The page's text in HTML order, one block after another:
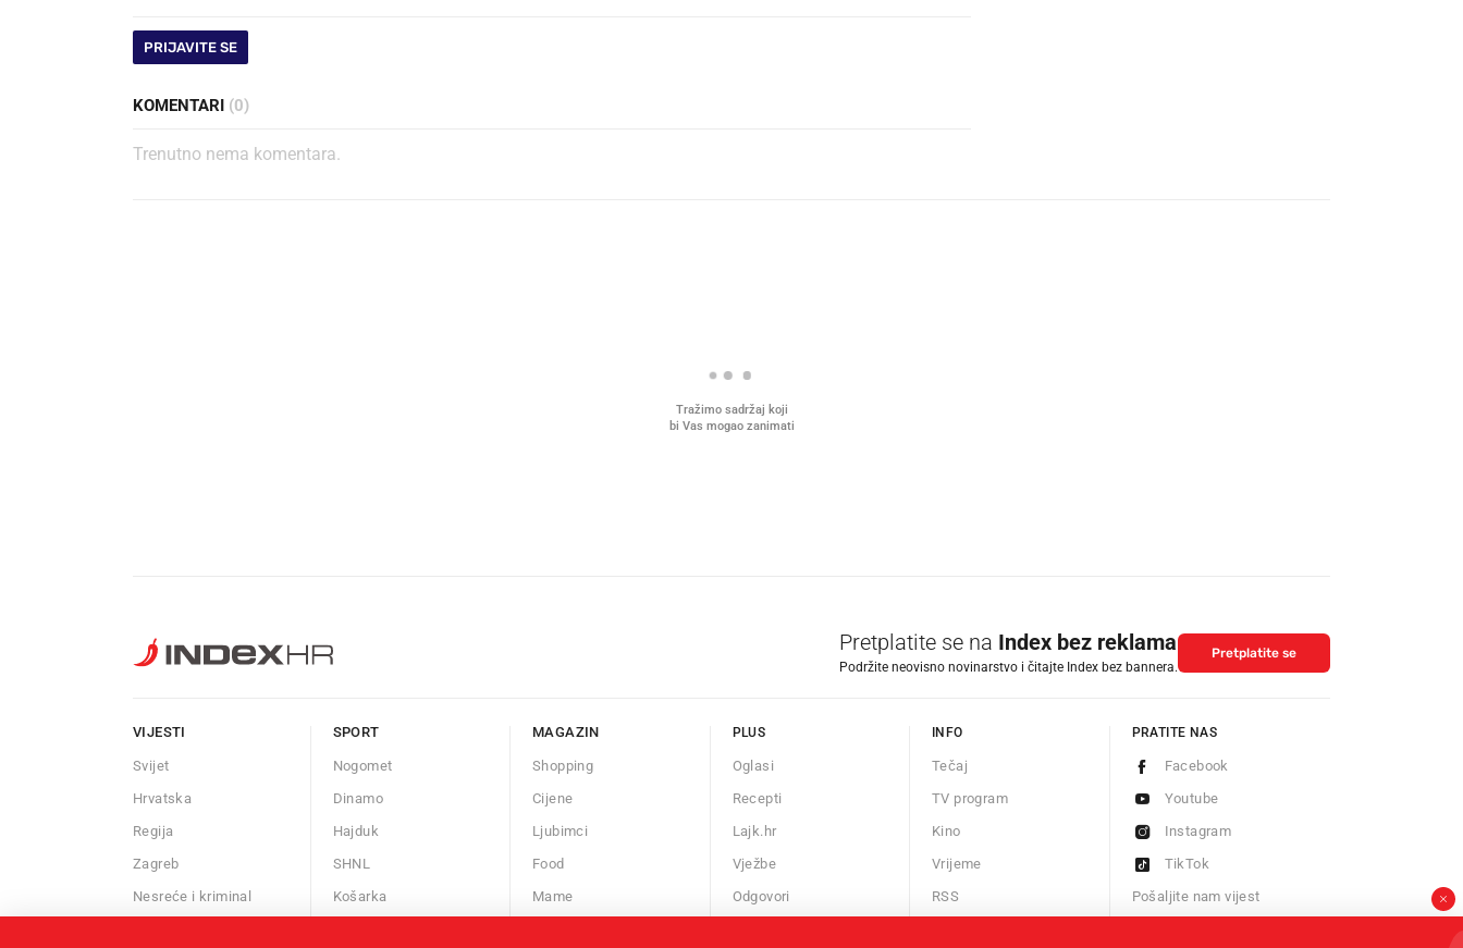
PRIJAVITE SE
KOMENTARI (0)
Trenutno nema komentara.
Tražimo sadržaj koji
bi Vas mogao zanimati
Pretplatite se na Index bez reklama
Podržite neovisno novinarstvo i čitajte Index bez bannera.
Pretplatite se
VIJESTI
Svijet
Hrvatska
Regija
Zagreb
Nesreće i kriminal
SPORT
Nogomet
Dinamo
Hajduk
SHNL
Košarka
MAGAZIN
Shopping
Cijene
Ljubimci
Food
Mame
PLUS
Oglasi
Recepti
Lajk.hr
Vježbe
Odgovori
INFO
Tečaj
TV program
Kino
Vrijeme
RSS
PRATITE NAS
Facebook
Youtube
Instagram
TikTok
Pošaljite nam vijest